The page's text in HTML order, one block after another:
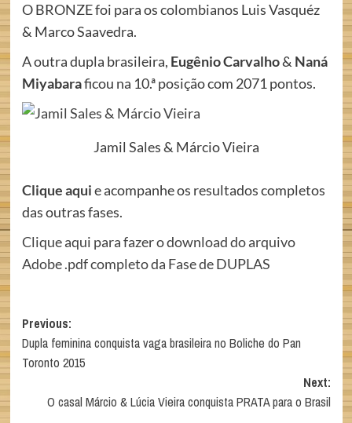
O BRONZE foi para os colombianos Luis Vasquéz
& Marco Saavedra.
A outra dupla brasileira, Eugênio Carvalho& Naná
Miyabaraficou na 10.ª posição com 2071 pontos.
Jamil Sales & Márcio Vieira
Clique aquie acompanhe os resultados completos
das outras fases.
Clique aqui para fazer o download do arquivo
Adobe .pdf completo da Fase de DUPLAS
Post
navigation
Previous:
Dupla feminina conquista vaga brasileira no Boliche do Pan
Toronto 2015
Next:
O casal Márcio & Lúcia Vieira conquista PRATA para o Brasil